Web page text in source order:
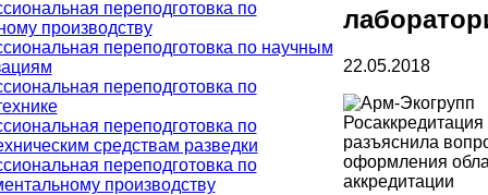
переподготовка по
производству
переподготовка по научным
переподготовка по
переподготовка по
средствам разведки
переподготовка по
производству
22.05.2018
Росаккредитация
разъяснила
оформления
аккредитации